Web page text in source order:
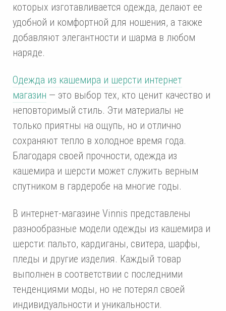
которых изготавливается одежда, делают ее
удобной и комфортной для ношения, а также
добавляют элегантности и шарма в любом
наряде.
Одежда из кашемира и шерсти интернет
магазин — это выбор тех, кто ценит качество и
неповторимый стиль. Эти материалы не
только приятны на ощупь, но и отлично
сохраняют тепло в холодное время года.
Благодаря своей прочности, одежда из
кашемира и шерсти может служить верным
спутником в гардеробе на многие годы.
В интернет-магазине Vinnis представлены
разнообразные модели одежды из кашемира и
шерсти: пальто, кардиганы, свитера, шарфы,
пледы и другие изделия. Каждый товар
выполнен в соответствии с последними
тенденциями моды, но не потерял своей
индивидуальности и уникальности.